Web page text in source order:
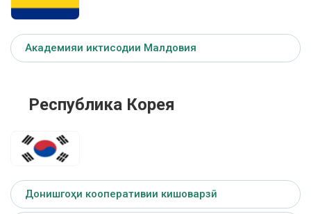
Академияи иктисодии Малдовия
Республика Корея
Донишгоҳи кооперативии кишоварзӣ